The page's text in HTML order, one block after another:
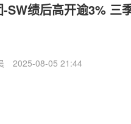
SW绩后高开逾3% 三
2025-08-05 21:44